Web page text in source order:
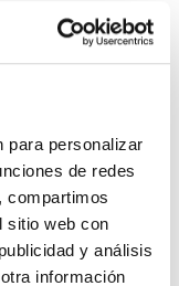
para personalizar
de redes
compartimos
sitio web con
y análisis
información
en este
en cortocircuito
dispositivo a
su capacidad de